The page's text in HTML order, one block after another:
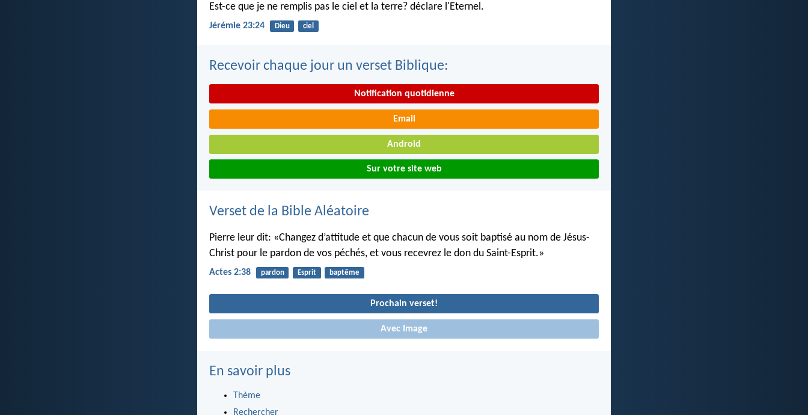
Est-ce que je ne remplis pas le ciel et la terre? déclare l'Eternel.
Jérémie 23:24 Dieu ciel
Recevoir chaque jour un verset Biblique:
Notification quotidienne
Email
Android
Sur votre site web
Verset de la Bible Aléatoire
Pierre leur dit: «Changez d’attitude et que chacun de vous soit baptisé au nom de Jésus-
Christ pour le pardon de vos péchés, et vous recevrez le don du Saint-Esprit.»
Actes 2:38 pardon Esprit baptême
Prochain verset!
Avec Image
En savoir plus
Thème
Rechercher